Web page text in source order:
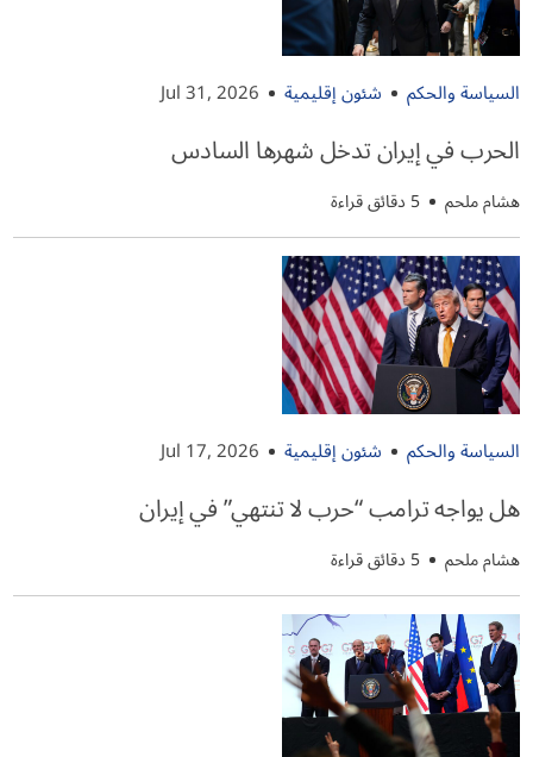
السياسة والحكم شئون إقليمية Jul 31, 2026
الحرب في إيران تدخل شهرها السادس
هشام ملحم 5 دقائق قراءة
السياسة والحكم شئون إقليمية Jul 17, 2026
هل يواجه ترامب “حرب لا تنتهي” في إيران
هشام ملحم 5 دقائق قراءة